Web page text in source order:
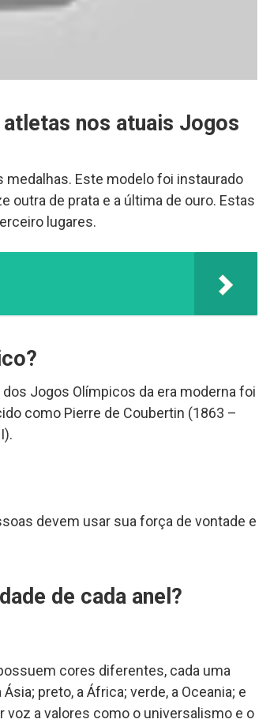
nos atuais Jogos
medalhas. Este modelo foi instaurado
outra de prata e a última de ouro. Estas
lugares.
Jogos Olímpicos da era moderna foi
como Pierre de Coubertin (1863 –
devem usar sua força de vontade e
de cada anel?
cores diferentes, cada uma
preto, a África; verde, a Oceania; e
voz a valores como o universalismo e o